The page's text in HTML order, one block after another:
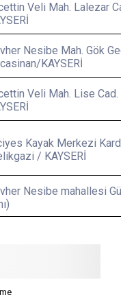
Veli Mah. Lalezar
Nesibe Mah. Gök
KAYSERİ
Veli Mah. Lise
Kayak Merkezi
/ KAYSERİ
Nesibe mahallesi